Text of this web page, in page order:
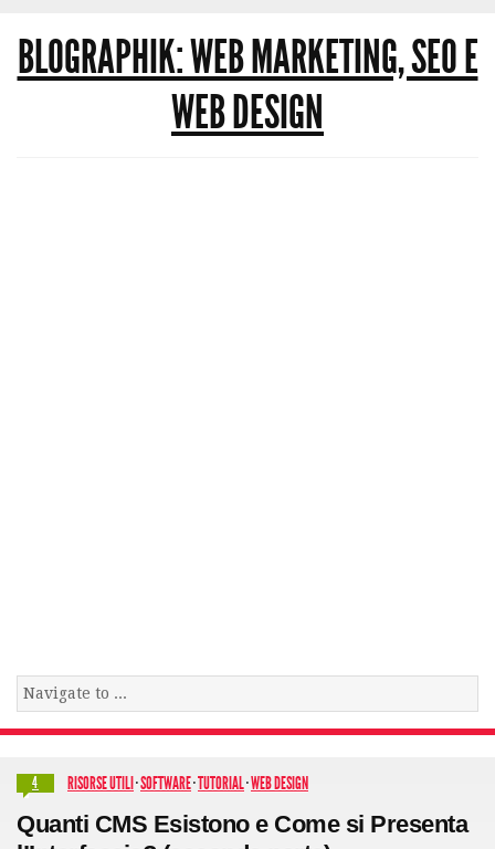
BLOGRAPHIK: WEB MARKETING, SEO E
WEB DESIGN
4 RISORSE UTILI·SOFTWARE·TUTORIAL·WEB DESIGN
Quanti CMS Esistono e Come si Presenta